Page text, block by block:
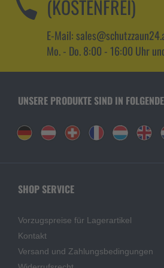
(KOSTENFREI)
E-Mail:
Mo. - Do. 8:00 - 16:00 Uhr
UNSERE PRODUKTE SIND IN
SHOP SERVICE
Vorzugspreise für Lagerartikel
Kontakt
Versand und Zahlungsbedingungen